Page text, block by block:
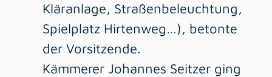
Kläranlage, Straßenbeleuchtung,
Spielplatz Hirtenweg…), betonte
der Vorsitzende.
Kämmerer Johannes Seitzer ging